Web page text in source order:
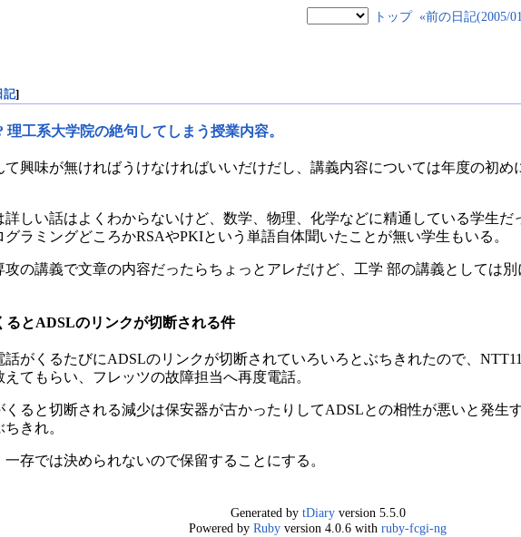
トップ «前の日記(2005/
記]
理工系大学院の絶句してしまう授業内容。
て興味が無ければうけなければいいだけだし、講義内容については年度の初
詳しい話はよくわからないけど、数学、物理、化学などに精通している学生だ
ラミングどころかRSAやPKIという単語自体聞いたことが無い学生もいる。
攻の講義で文章の内容だったらちょっとアレだけど、工学 部の講義としては
るとADSLのリンクが切断される件
話がくるたびにADSLのリンクが切断されていろいろとぶちきれたので、
えてもらい、フレッツの故障担当へ再度電話。
くると切断される減少は保安器が古かったりしてADSLとの相性が悪いと発生
きれ。
存では決められないので保留することにする。
Generated by tDiaryversion 5.5.0
Powered by Ruby version 4.0.6 with ruby-fcgi-ng